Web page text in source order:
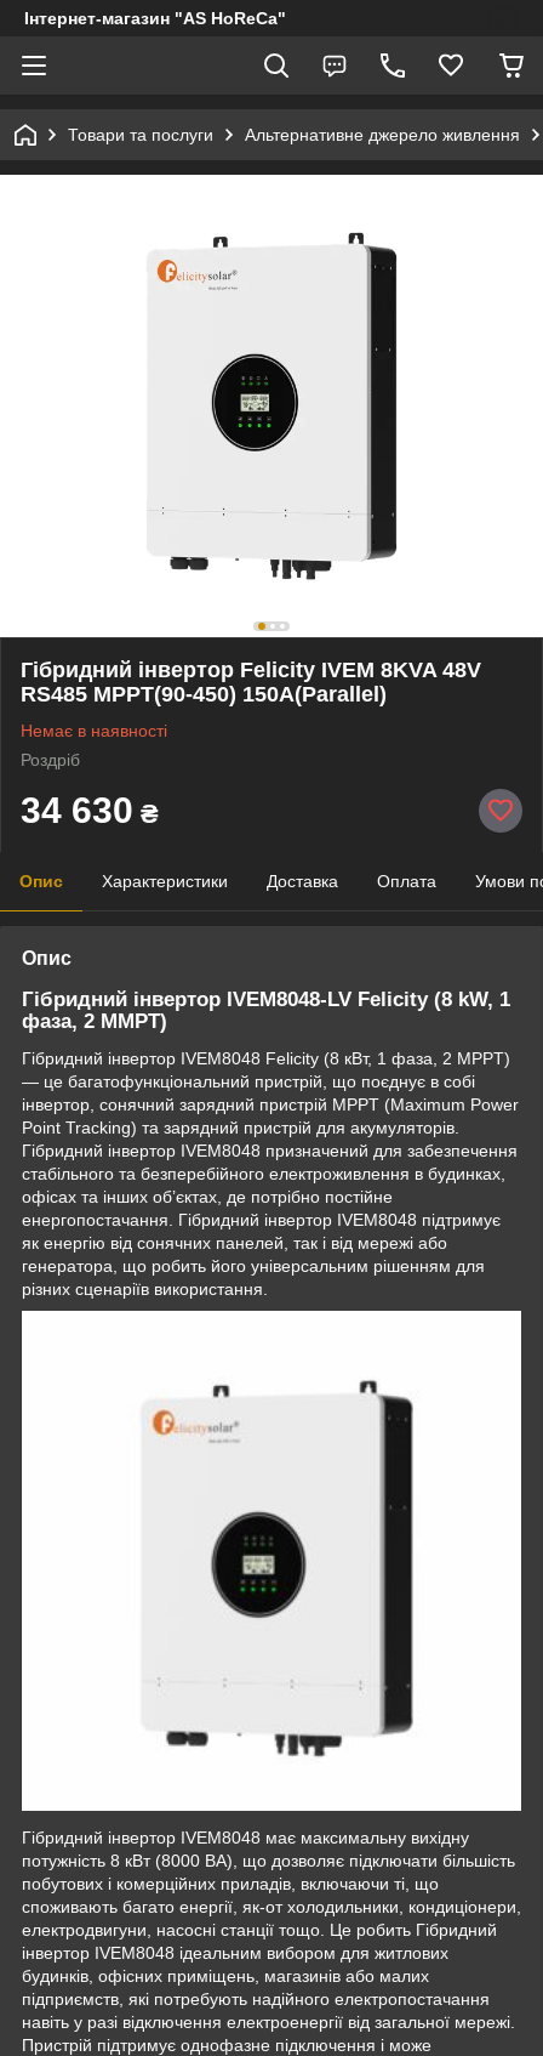
Інтернет-магазин "AS HoReCa"
Товари та послуги Альтернативне джерело живлення
Гібридний інвертор Felicity IVEM 8KVA 48V
RS485 MPPT(90-450) 150A(Parallel)
Немає в наявності
Роздріб
34 630 ₴
Опис Характеристики Доставка Оплата Умови
Опис
Гібридний інвертор IVEM8048-LV Felicity (8 kW, 1
фаза, 2 MMPT)
Гібридний інвертор IVEM8048 Felicity (8 кВт, 1 фаза, 2 MPPT)
— це багатофункціональний пристрій, що поєднує в собі
інвертор, сонячний зарядний пристрій MPPT (Maximum Power
Point Tracking) та зарядний пристрій для акумуляторів.
Гібридний інвертор IVEM8048 призначений для забезпечення
стабільного та безперебійного електроживлення в будинках,
офісах та інших об’єктах, де потрібно постійне
енергопостачання. Гібридний інвертор IVEM8048 підтримує
як енергію від сонячних панелей, так і від мережі або
генератора, що робить його універсальним рішенням для
різних сценаріїв використання.
Гібридний інвертор IVEM8048 має максимальну вихідну
потужність 8 кВт (8000 ВА), що дозволяє підключати більшість
побутових і комерційних приладів, включаючи ті, що
споживають багато енергії, як-от холодильники, кондиціонери,
електродвигуни, насосні станції тощо. Це робить Гібридний
інвертор IVEM8048 ідеальним вибором для житлових
будинків, офісних приміщень, магазинів або малих
підприємств, які потребують надійного електропостачання
навіть у разі відключення електроенергії від загальної мережі.
Пристрій підтримує однофазне підключення і може